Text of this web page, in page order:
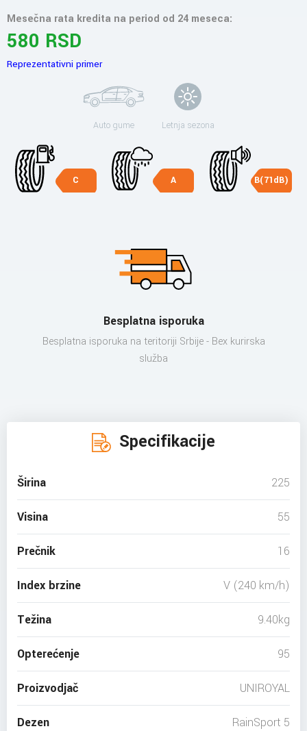
Mesečna rata kredita na period od 24 meseca:
580 RSD
Reprezentativni primer
Auto gume Letnja sezona
C A B(71dB)
Besplatna isporuka
Besplatna isporuka na teritoriji Srbije - Bex kurirska
služba
Specifikacije
Širina 225
Visina 55
Prečnik 16
Index brzine V (240 km/h)
Težina 9.40kg
Opterećenje 95
Proizvodjač UNIROYAL
Dezen RainSport 5